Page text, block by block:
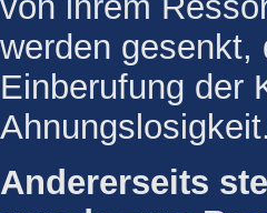
werden gesenkt,
Einberufung der
Ahnungslosigkeit.
Andererseits